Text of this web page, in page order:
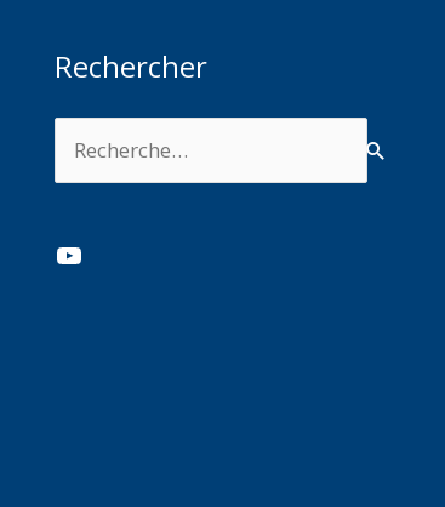
Rechercher
YouTube